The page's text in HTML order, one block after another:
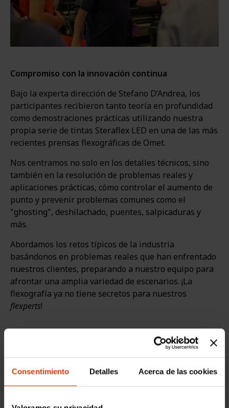
Consentimiento Detalles Acerca de las cookies
Compromiso con la innovación continua
Bajo la experta dirección de Stefano D’Andrea, los
participantes recibieron tanto teoría en profundidad
como demostraciones prácticas utilizando nuestra
propia serie de tintas Steraflex LED en una de las más
recientes prensas flexográficas de Omet.
Nos centramos no solo en los detalles técnicos, sino
también en la resolución de problemas reales y
aplicaciones prácticas, cómo controlar el aumento de
punto y prevenir problemas comunes como el
"ghosting", deshilachado, puentes, salpicaduras y
más.
Abordamos los retos típicos de la industria
basándonos en problemas reales que han enfrentado
nuestros clientes, preparando a nuestro equipo para
afrontar una amplia variedad de escenarios. ¡La
flexografía ya no tiene secretos para nuestros
flexperts!
Refuerzo de las capacidades de atención al cliente
La participación de diferentes departamentos y
países nos permitió compartir perspectivas,
impresión flexográfica, cómo funciona, cómo resolver